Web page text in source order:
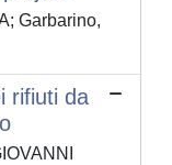
Garbarino,
rifiuti da